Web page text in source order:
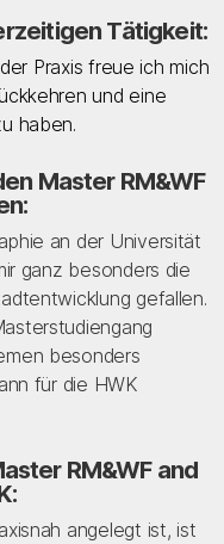
Tätigkeit:
Praxis freue ich mich
und eine
haben.
Master RM&WF
an der Universität
ganz besonders die
gefallen.
besonders
für die HWK
RM&WF and
angelegt ist, ist